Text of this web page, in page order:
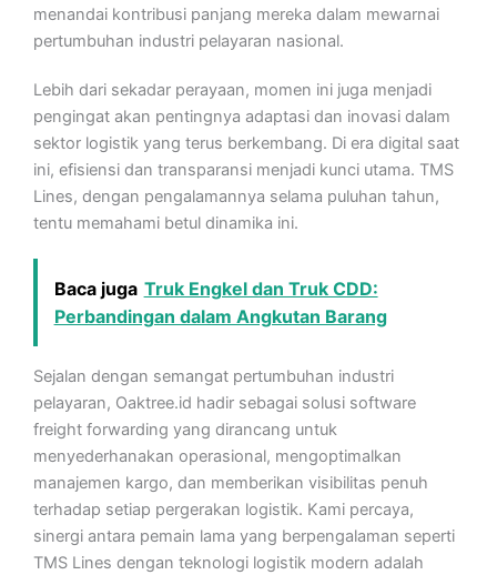
menandai kontribusi panjang mereka dalam mewarnai
pertumbuhan industri pelayaran nasional.
Lebih dari sekadar perayaan, momen ini juga menjadi
pengingat akan pentingnya adaptasi dan inovasi dalam
sektor logistik yang terus berkembang. Di era digital saat
ini, efisiensi dan transparansi menjadi kunci utama. TMS
Lines, dengan pengalamannya selama puluhan tahun,
tentu memahami betul dinamika ini.
Baca juga Truk Engkel dan Truk CDD:
Perbandingan dalam Angkutan Barang
Sejalan dengan semangat pertumbuhan industri
pelayaran, Oaktree.id hadir sebagai solusi software
freight forwarding yang dirancang untuk
menyederhanakan operasional, mengoptimalkan
manajemen kargo, dan memberikan visibilitas penuh
terhadap setiap pergerakan logistik. Kami percaya,
sinergi antara pemain lama yang berpengalaman seperti
TMS Lines dengan teknologi logistik modern adalah